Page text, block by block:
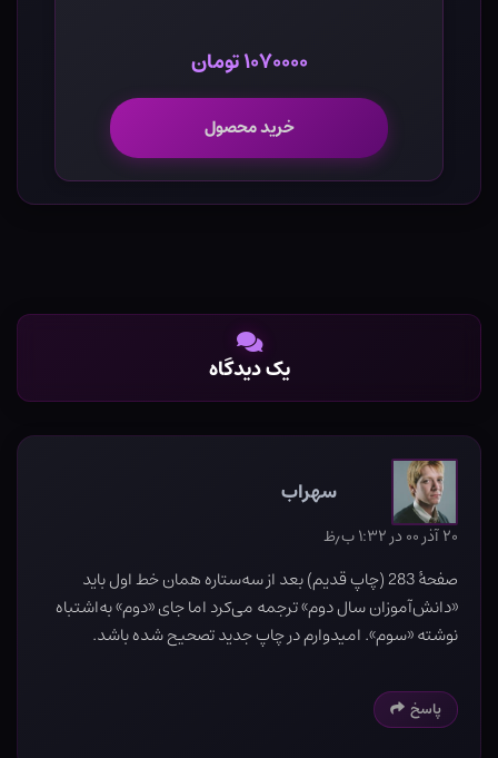
۱۰۷۰۰۰۰ تومان
خرید محصول
یک دیدگاه
سهراب
۲۰ آذر ۰۰ در ۱:۳۲ ب٫ظ
صفحۀ 283 (چاپ قدیم) بعد از سه‌ستاره‌ همان خط اول باید
«دانش‌آموزان سال دوم» ترجمه می‌کرد اما جای «دوم» به‌اشتباه
نوشته «سوم». امیدوارم در چاپ جدید تصحیح شده باشد.
پاسخ